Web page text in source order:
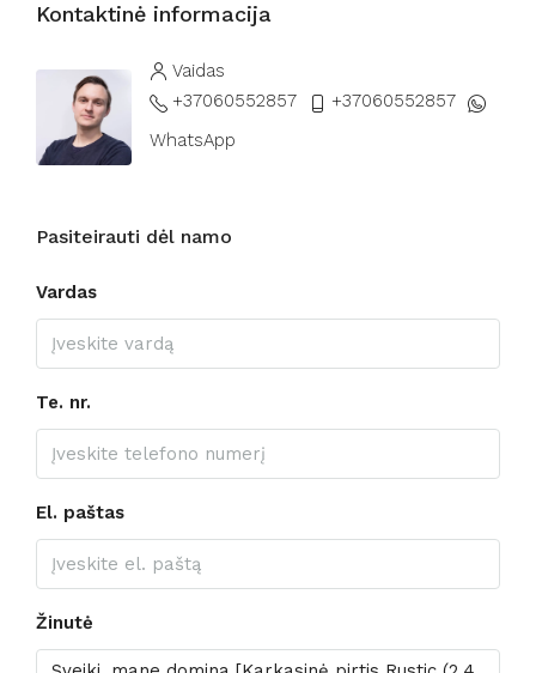
Kontaktinė informacija
Vaidas
+37060552857
+37060552857
WhatsApp
Pasiteirauti dėl namo
Vardas
Te. nr.
El. paštas
Žinutė